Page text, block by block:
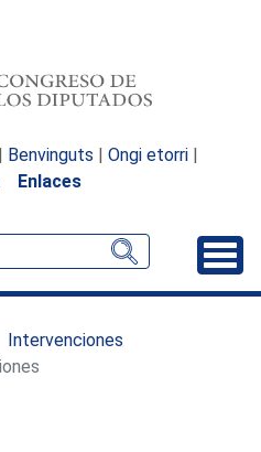
| Benvinguts | Ongi etorri |
Enlaces
Intervenciones